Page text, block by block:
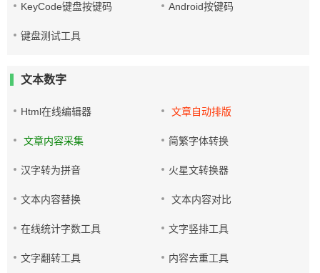
KeyCode键盘按键码 Android按键码
键盘测试工具
文本数字
Html在线编辑器 文章自动排版
文章内容采集 简繁字体转换
汉字转为拼音 火星文转换器
文本内容替换 文本内容对比
在线统计字数工具 文字竖排工具
文字翻转工具 内容去重工具